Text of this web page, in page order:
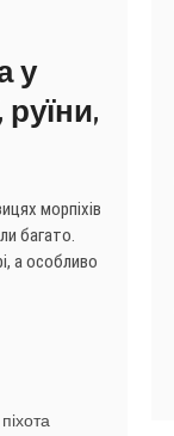
у
морпіхів
багато.
а особливо